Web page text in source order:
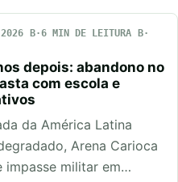
2026
6 MIN DE LEITURA
depois: abandono no
com escola e
da América Latina
Arena Carioca
impasse militar em…